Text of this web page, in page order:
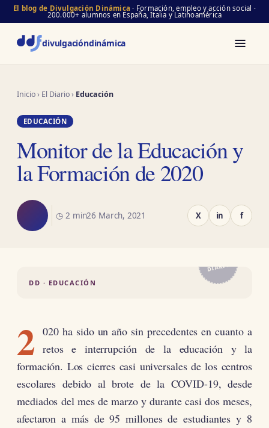
El blog de Divulgación Dinámica · Formación, empleo y acción social ·
200.000+ alumnos en España, Italia y Latinoamérica
divulgacióndinámica
Inicio› El Diario› Educación
EDUCACIÓN
Monitor de la Educación y
la Formación de 2020
◷ 2 min26 March, 2021 X in f
DD · EDUCACIÓN
DIARIO
2 020 ha sido un año sin precedentes en cuanto a
retos e interrupción de la educación y la
formación. Los cierres casi universales de los centros
escolares debido al brote de la COVID-19, desde
mediados del mes de marzo y durante casi dos meses,
afectaron a más de 95 millones de estudiantes y 8